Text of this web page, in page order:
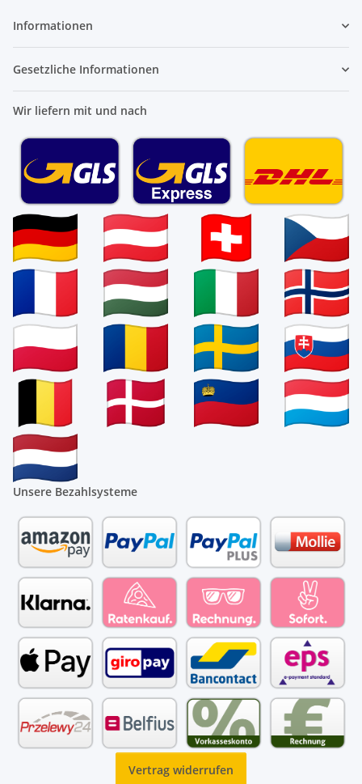
Informationen
Gesetzliche Informationen
Wir liefern mit und nach
Unsere Bezahlsysteme
Vertrag widerrufen